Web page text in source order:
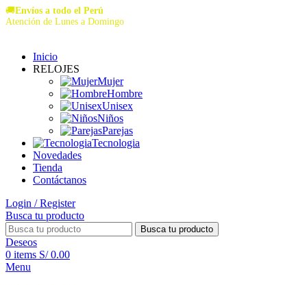
🚚Envíos a todo el Perú
Atención de Lunes a Domingo
Inicio
RELOJES
Mujer
Hombre
Unisex
Niños
Parejas
Tecnologia
Novedades
Tienda
Contáctanos
Login / Register
Busca tu producto
Busca tu producto
Deseos
0 items S/0.00
Menu